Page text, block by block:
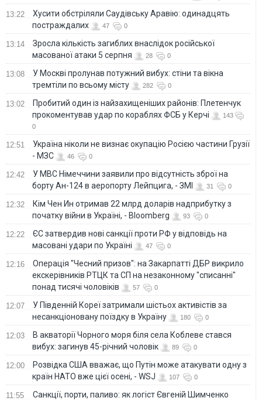
13:22
Хусити обстріляли Саудівську Аравію: одинадцять
постраждалих
47 0
13:14
Зросла кількість загиблих внаслідок російської
масованої атаки 5 серпня
28 0
13:08
У Москві пролунав потужний вибух: стіни та вікна
тремтіли по всьому місту
282 0
13:02
Пробитий один із найзахищеніших районів: Плетенчук
прокоментував удар по кораблях ФСБ у Керчі
143
0
12:51
Україна ніколи не визнає окупацію Росією частини Грузії
- МЗС
46 0
12:42
У МВС Німеччини заявили про відсутність зброї на
борту Ан-124 в аеропорту Лейпцига, - ЗМІ
31 0
12:32
Кім Чен Ин отримав 22 млрд доларів надприбутку з
початку війни в Україні, - Bloomberg
93 0
12:22
ЄС затвердив нові санкції проти РФ у відповідь на
масовані удари по Україні
47 0
12:16
Операція "Чесний призов": на Закарпатті ДБР викрило
екскерівників РТЦК та СП на незаконному "списанні"
понад тисячі чоловіків
57 0
12:07
У Південній Кореї затримали шістьох активістів за
несанкціоновану поїздку в Україну
180 0
12:03
В акваторії Чорного моря біля села Коблеве стався
вибух: загинув 45-річний чоловік
89 0
12:00
Розвідка США вважає, що Путін може атакувати одну з
країн НАТО вже цієї осені, - WSJ
107 0
11:55
Санкції, порти, паливо: як логіст Євгеній Шимченко